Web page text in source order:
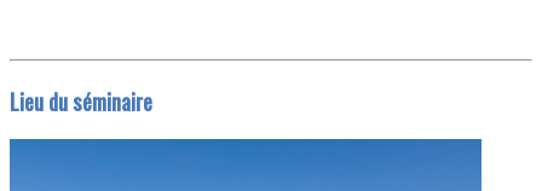
Lieu du séminaire